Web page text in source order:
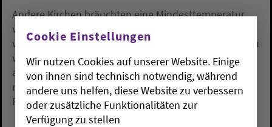
Andere Kirchen bräuchten eine Mindesttemperatur
von sechs Grad, um Feuchtigkeit und Schimmel
vorzubeugen. Die Empfehlungen, die auch den Einbau
von teils neuen Heizungsanlagen oder den Anschluss
an das Fernwärmenetz beinhalten, könnten jedoch
nur nach und nach umgesetzt werden, kündigte
Peisert an.
Cookie Einstellungen
Wir nutzen Cookies auf unserer Website. Einige
von ihnen sind technisch notwendig, während
andere uns helfen, diese Website zu verbessern
oder zusätzliche Funktionalitäten zur
Verfügung zu stellen